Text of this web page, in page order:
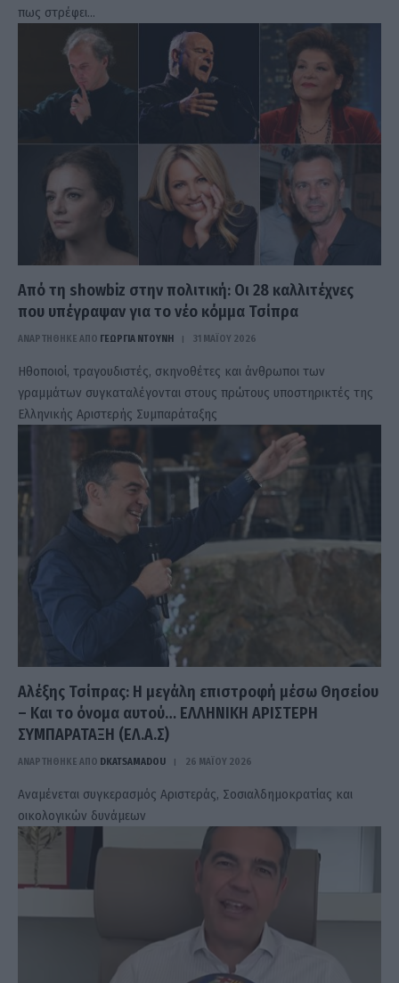
πως στρέφει…
Από τη showbiz στην πολιτική: Οι 28 καλλιτέχνες
που υπέγραψαν για το νέο κόμμα Τσίπρα
ΑΝΑΡΤΗΘΗΚΕ ΑΠΟ ΓΕΩΡΓΊΑ ΝΤΟΎΝΗ 31 ΜΑΪ́ΟΥ 2026
Ηθοποιοί, τραγουδιστές, σκηνοθέτες και άνθρωποι των
γραμμάτων συγκαταλέγονται στους πρώτους υποστηρικτές της
Ελληνικής Αριστερής Συμπαράταξης
Αλέξης Τσίπρας: Η μεγάλη επιστροφή μέσω Θησείου
– Και το όνομα αυτού… ΕΛΛΗΝΙΚΗ ΑΡΙΣΤΕΡΗ
ΣΥΜΠΑΡΑΤΑΞΗ (ΕΛ.Α.Σ)
ΑΝΑΡΤΗΘΗΚΕ ΑΠΟ DKATSAMADOU 26 ΜΑΪ́ΟΥ 2026
Αναμένεται συγκερασμός Αριστεράς, Σοσιαλδημοκρατίας και
οικολογικών δυνάμεων